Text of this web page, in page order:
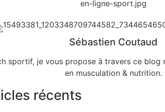
Sébastien Coutaud
sportif, je vous propose à travers ce blog
en musculation & nutrition.
récents